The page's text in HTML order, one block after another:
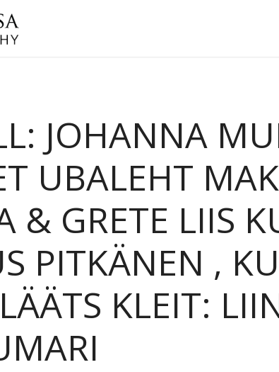
JOHANNA
UBALEHT
& GRETE LIIS
PITKÄNEN ,
KLEIT: